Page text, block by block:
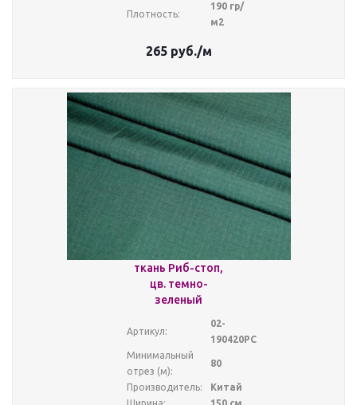
Плотность:
190 гр/
м2
265руб./м
ткань Риб-стоп,
цв. темно-
зеленый
Артикул:
02-
190420РС
Минимальный
отрез (м):
80
Производитель:
Китай